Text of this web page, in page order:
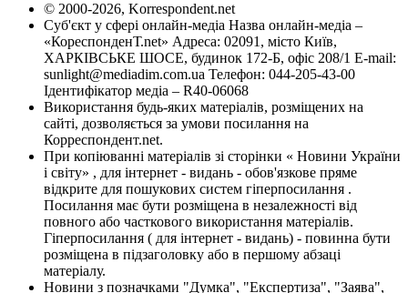
© 2000-2026, Korrespondent.net
Суб'єкт у сфері онлайн-медіа Назва онлайн-медіа –
«КореспонденТ.net» Адреса: 02091, місто Київ,
ХАРКІВСЬКЕ ШОСЕ, будинок 172-Б, офіс 208/1 E-mail:
sunlight@mediadim.com.ua Телефон: 044-205-43-00
Ідентифікатор медіа – R40-06068
Використання будь-яких матеріалів, розміщених на
сайті, дозволяється за умови посилання на
Корреспондент.net.
При копіюванні матеріалів зі сторінки « Новини України
і світу» , для інтернет - видань - обов'язкове пряме
відкрите для пошукових систем гіперпосилання .
Посилання має бути розміщена в незалежності від
повного або часткового використання матеріалів.
Гіперпосилання ( для інтернет - видань) - повинна бути
розміщена в підзаголовку або в першому абзаці
матеріалу.
Новини з позначками "Думка", "Експертиза", "Заява",